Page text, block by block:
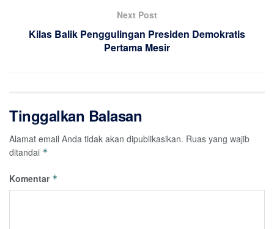
Next Post
Kilas Balik Penggulingan Presiden Demokratis
Pertama Mesir
Tinggalkan Balasan
Alamat email Anda tidak akan dipublikasikan. Ruas yang wajib
ditandai *
Komentar *